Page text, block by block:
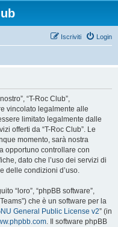
Login
Iscriviti
“T-Roc Club”,
vincolato legalmente alle
limitato legalmente dalle
offerti da “T-Roc Club”. Le
momento, sarà nostra
opportuno controllare con
dato che l’uso dei servizi di
delle condizioni d’uso.
“loro”, “phpBB software”,
che è un software per la
General Public License v2” (in
. Il software phpBB